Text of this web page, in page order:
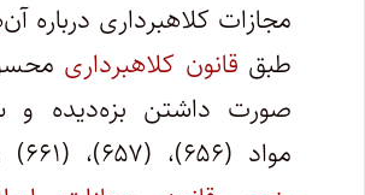
مجازات کلاهبرداری درباره
طبق قانون کلاهبرداری
صورت داشتن بزه‌دیده
مواد (۶۵۶)، (۶۵۷)، (۶۶۱) و (۶۶۵)